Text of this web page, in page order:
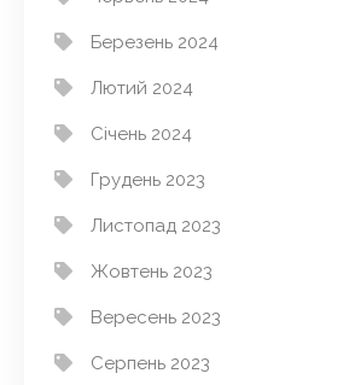
Березень 2024
Лютий 2024
Січень 2024
Грудень 2023
Листопад 2023
Жовтень 2023
Вересень 2023
Серпень 2023